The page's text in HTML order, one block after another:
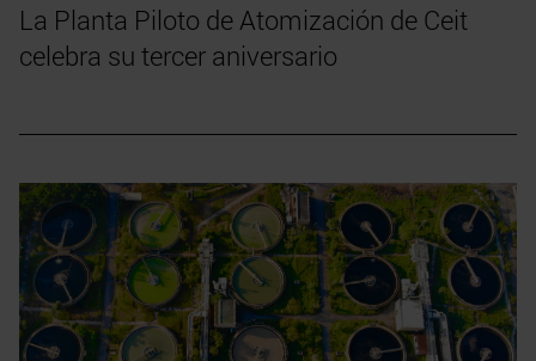
La Planta Piloto de Atomización de Ceit
celebra su tercer aniversario